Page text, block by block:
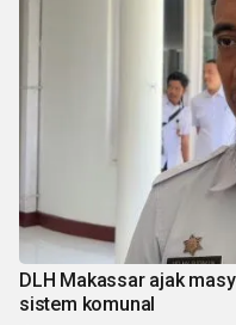
DLH Makassar ajak
sistem komunal